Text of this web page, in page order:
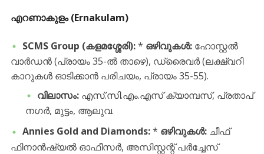
എറണാകുളം (Ernakulam)
SCMS Group (കളമശ്ശേരി):* ഒഴിവുകൾ:ഹോസ്റ്റൽ
വാർഡൻ (പ്രായം 35-ൽ താഴെ), ഡ്രൈവർ (ലക്ഷ്വറി
കാറുകൾ ഓടിക്കാൻ പരിചയം, പ്രായം 35-55).
വിലാസം:എസ്‌.സി.എം.എസ് ക്യാമ്പസ്, പ്രതാപ്
നഗർ, മുട്ടം, ആലുവ.
Annies Gold and Diamonds:* ഒഴിവുകൾ:ചീഫ്
ഫിനാൻഷ്യൽ ഓഫീസർ, അസിസ്റ്റന്റ് പർച്ചേസ്